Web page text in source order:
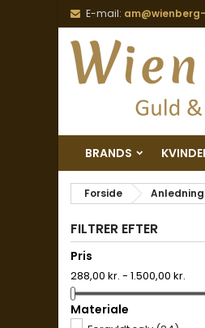
E-mail:
BRANDS
Forside
FILTRER EFTER
Pris
288,00 kr. - 1.500,00 kr.
Materiale